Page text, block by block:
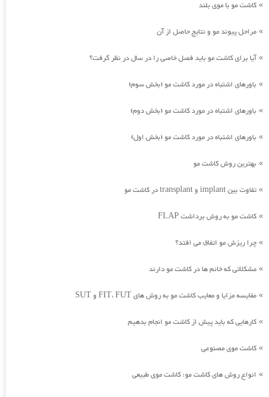
» کاشت مو با موی بلند
» مراحل پیوند مو و نتایج حاصل از آن
»آیا برای کاشت مو باید فصل خاصی را در سال در نظر گرفت؟
» باورهای اشتباه در مورد کاشت مو (بخش سوم)
» باورهای اشتباه در مورد کاشت مو (بخش دوم)
» باورهای اشتباه در مورد کاشت مو (بخش اول)
» بهترین روش کاشت مو
» تفاوت بین implant و transplant در کاشت مو
» کاشت مو به روش برداشت FLAP
» چرا ریزش مو اتفاق می افتد؟
» مشکلاتی که خانم ها در کاشت مو دارند
» مقایسه مزایا و معایب کاشت مو به روش های FIT، FUT و SUT
» کارهایی که باید پیش از کاشت مو انجام بدهیم
» کاشت موی مصنوعی
» انواع روش های کاشت مو: کاشت موی طبیعی